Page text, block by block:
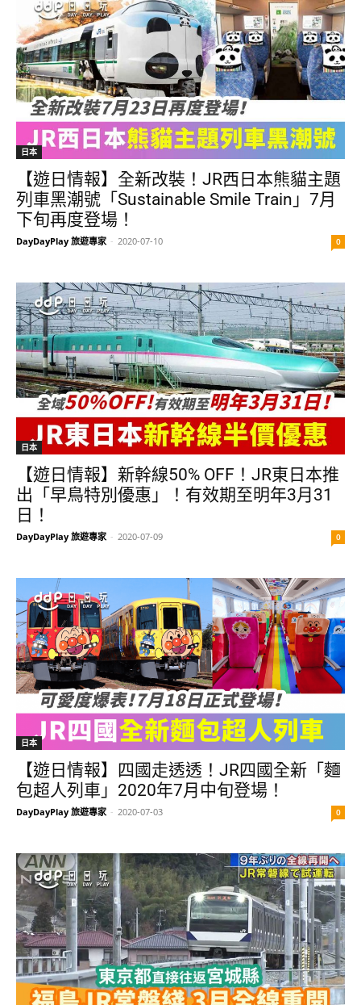
日本
【遊日情報】全新改裝！JR西日本熊貓主題
列車黑潮號「Sustainable Smile Train」7月
下旬再度登場！
DayDayPlay 旅遊專家 - 2020-07-10 0
日本
【遊日情報】新幹線50% OFF！JR東日本推
出「早鳥特別優惠」！有效期至明年3月31
日！
DayDayPlay 旅遊專家 - 2020-07-09 0
日本
【遊日情報】四國走透透！JR四國全新「麵
包超人列車」2020年7月中旬登場！
DayDayPlay 旅遊專家 - 2020-07-03 0